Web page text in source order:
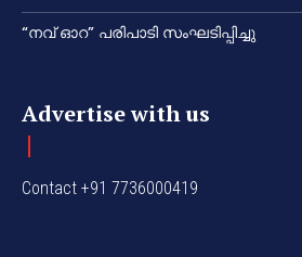
“നവ് ഓറ” പരിപാടി സംഘടിപ്പിച്ചു
Advertise with us
Contact +91 7736000419